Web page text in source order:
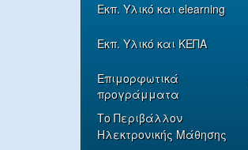
Εκπ. Υλικό και elearning
Εκπ. Υλικό και ΚΕΠΑ
Eπιμορφωτικά
προγράμματα
Το Περιβάλλον
Ηλεκτρονικής Μάθησης